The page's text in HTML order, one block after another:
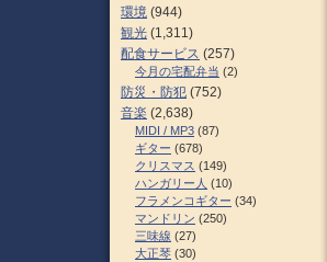
環境 (944)
観光 (1,311)
配食サービス (257)
今月の宅配弁当 (2)
防災・防犯 (752)
音楽 (2,638)
MIDI / MP3 (87)
ギター (678)
クリスマス (149)
ハンガリー人 (10)
フラメンコギター (34)
マンドリン (250)
三味線 (27)
大正琴 (30)